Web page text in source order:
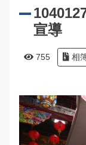
聯絡資訊
轄區概況
轄區派出所
榮譽榜
RSS訊息中心
犯罪預防宣導
婦幼安全宣導
反賄選專區
165反詐騙宣導
表單下載
雙語詞彙
申辦資訊
政府資訊公開
常見問答
民意廣場
分局長信箱
交通違規檢舉
警民交流留言
影音出版品
活動相簿
影音多媒體
宣導
755 相